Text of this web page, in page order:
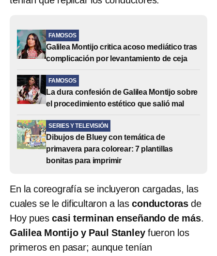
FAMOSOS
Galilea Montijo critica acoso mediático tras
complicación por levantamiento de ceja
FAMOSOS
La dura confesión de Galilea Montijo sobre
el procedimiento estético que salió mal
SERIES Y TELEVISIÓN
Dibujos de Bluey con temática de
primavera para colorear: 7 plantillas
bonitas para imprimir
En la coreografía se incluyeron cargadas, las
cuales se le dificultaron a lasconductorasde
Hoy puescasi terminan enseñando de más.
Galilea Montijo y Paul Stanley fueron los
primeros en pasar; aunque tenían